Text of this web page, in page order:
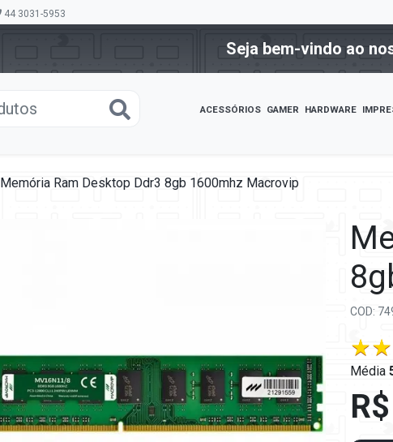
Seja bem-vindo ao
44 3031-5953
ACESSÓRIOS
GAMER HARDWARE
Memória Ram Desktop Ddr3 8gb 1600mhz Macrovip
COD:
Média